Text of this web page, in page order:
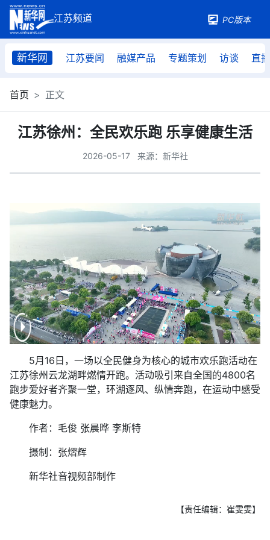
PC版本
新华网 江苏要闻 融媒产品 专题策划 访谈 直播
首页 正文
江苏徐州：全民欢乐跑 乐享健康生活
2026-05-17 来源：新华社
5月16日，一场以全民健身为核心的城市欢乐跑活动在
江苏徐州云龙湖畔燃情开跑。活动吸引来自全国的4800名
跑步爱好者齐聚一堂，环湖逐风、纵情奔跑，在运动中感受
健康魅力。
作者：毛俊 张晨晔 李斯特
摄制：张熠辉
新华社音视频部制作
【责任编辑：崔雯雯】